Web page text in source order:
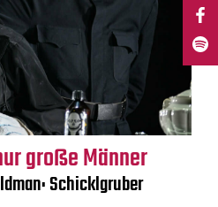
große Männer
Schicklgruber